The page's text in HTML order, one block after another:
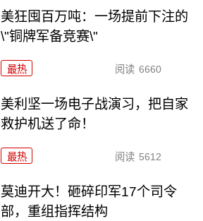
美狂囤百万吨：一场提前下注的
\"铜牌军备竞赛\"
最热 阅读 6660
美利坚一场电子战演习，把自家
救护机送了命！
最热 阅读 5612
莫迪开大！砸碎印军17个司令
部，重组指挥结构